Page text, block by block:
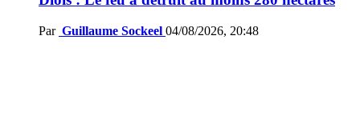
Par Guillaume Sockeel 04/08/2026, 20:48